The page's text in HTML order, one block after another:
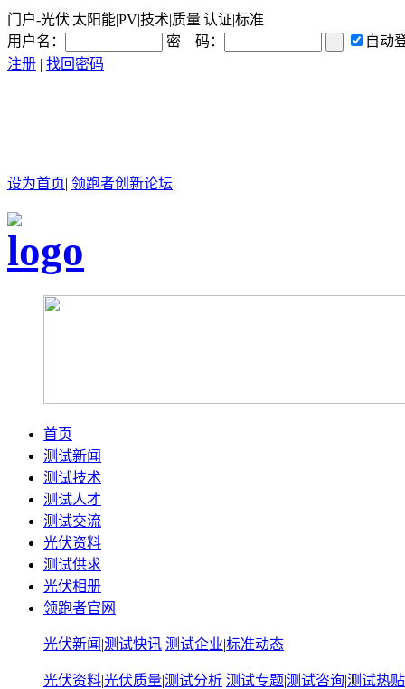
门户-光伏|太阳能|PV|技术|质量|认证|标准
用户名：
密 码：
自动
注册 | 找回密码
设为首页| 领跑者创新论坛|
首页
测试新闻
测试技术
测试人才
测试交流
光伏资料
测试供求
光伏相册
领跑者官网
光伏新闻 |测试快讯 测试企业|标准动态
光伏资料|光伏质量|测试分析 测试专题|测试咨询|测试热贴